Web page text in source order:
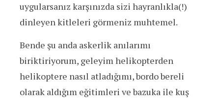
uygularsanız karşınızda sizi hayranlıkla(!)
dinleyen kitleleri görmeniz muhtemel.
Bende şu anda askerlik anılarımı
biriktiriyorum, geleyim helikopterden
helikoptere nasıl atladığımı, bordo bereli
olarak aldığım eğitimleri ve bazuka ile kuş